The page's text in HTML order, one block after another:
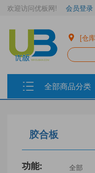
欢迎访问优板网! 会员登录
[仓
全部商品分类
胶合板
功能: 全部